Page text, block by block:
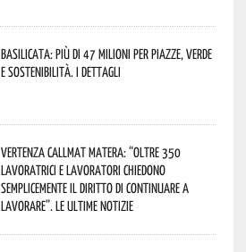
Basilicata: più di 47 milioni per piazze, verde
e sostenibilità. I dettagli
Vertenza CallMat Matera: “Oltre 350
lavoratrici e lavoratori chiedono
semplicemente il diritto di continuare a
lavorare”. Le ultime notizie